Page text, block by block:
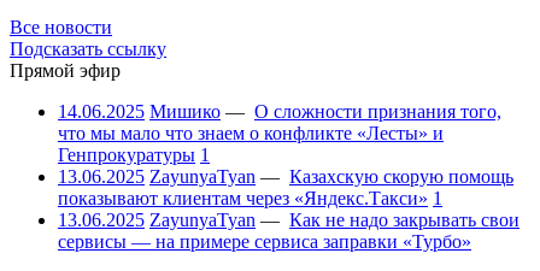
Все новости
Подсказать ссылку
Прямой эфир
14.06.2025 Мишико — О сложности признания того,
что мы мало что знаем о конфликте «Лесты» и
Генпрокуратуры 1
13.06.2025 ZayunyaTyan — Казахскую скорую помощь
показывают клиентам через «Яндекс.Такси» 1
13.06.2025 ZayunyaTyan — Как не надо закрывать свои
сервисы — на примере сервиса заправки «Турбо»